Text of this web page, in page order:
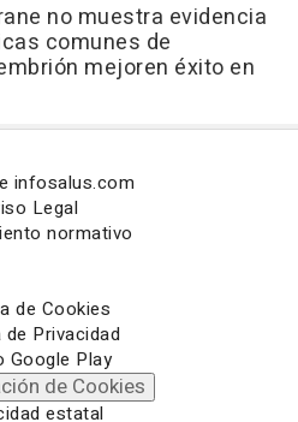
no muestra evidencia
comunes de
mejoren éxito en
infosalus.com
Legal
normativo
de Cookies
Privacidad
Google Play
de Cookies
estatal